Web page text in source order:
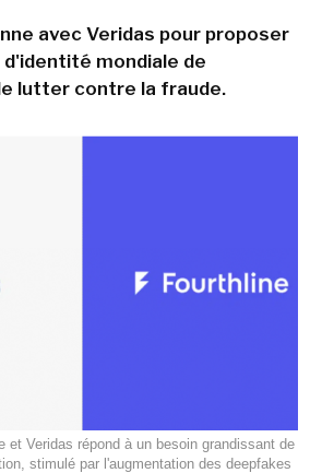
avec Veridas pour proposer
mondiale de
lutter contre la fraude.
et Veridas répond à un besoin grandissant de
stimulé par l'augmentation des deepfakes